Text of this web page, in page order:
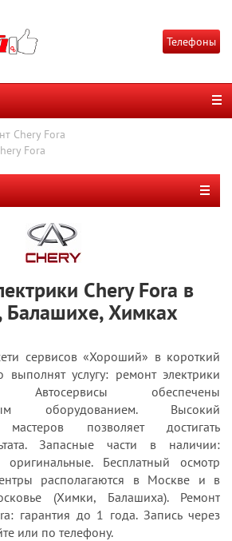
Телефоны
Chery Fora
Fora
Chery Fora в
Балашихе, Химках
сервисов «Хороший» в короткий
выполнят услугу: ремонт электрики
обеспечены
оборудованием. Высокий
мастеров позволяет достигать
Запасные части в наличии:
Бесплатный осмотр
располагаются в Москве и в
(Химки, Балашиха). Ремонт
гарантия до 1 года. Запись через
или по телефону.